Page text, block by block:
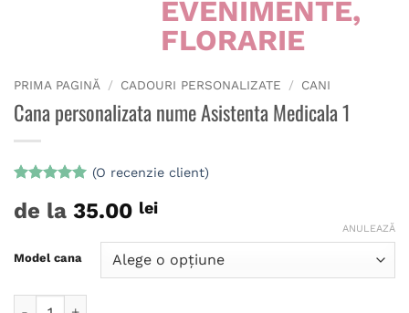
PRIMA PAGINĂ / CADOURI PERSONALIZATE / CANI
Cana personalizata nume Asistenta Medicala 1
5din 5 pe
baza unei
evaluări
(O recenzie client)
de la 35.00 lei
Model cana
ANULEAZĂ